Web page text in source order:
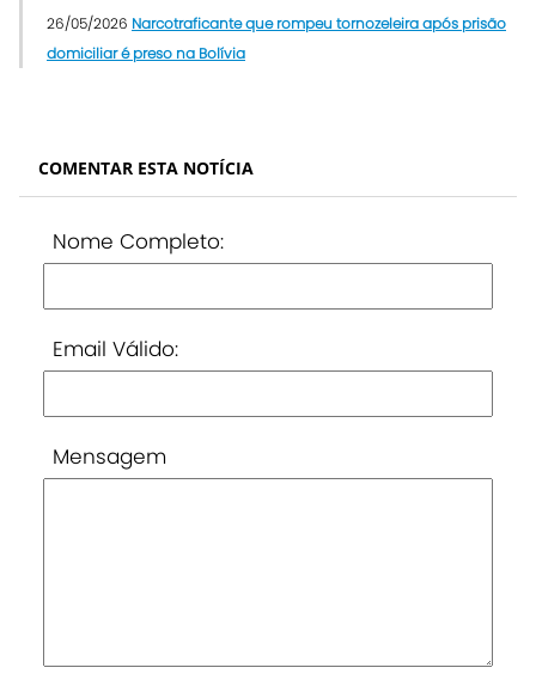
26/05/2026 Narcotraficante que rompeu tornozeleira após prisão
domiciliar é preso na Bolívia
COMENTAR ESTA NOTÍCIA
Nome Completo:
Email Válido:
Mensagem